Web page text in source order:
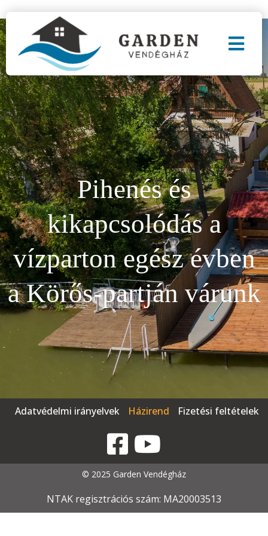
Pihenés és
kikapcsolódás a
vízparton egész évben
a Körős-partján várunk
Adatvédelmi irányelvek Házirend Fizetési feltételek
© 2025 Garden Vendégház
NTAK regisztrációs szám: MA20003513